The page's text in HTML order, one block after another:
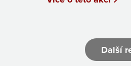
Další